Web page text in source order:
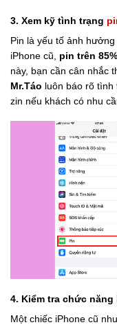
3. Xem kỹ tình trạng
Pin là yếu tố ảnh
iPhone cũ, pin trên 85%
này, bạn cần cân nhắc
Mr.Táo luôn báo rõ
zin nếu khách có nhu
4. Kiểm tra chức năng
Một chiếc iPhone cũ